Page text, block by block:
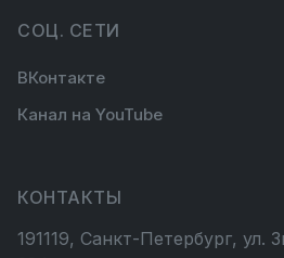
СОЦ. СЕТИ
ВКонтакте
Канал на YouTube
КОНТАКТЫ
191119, Санкт-Петербург, ул.